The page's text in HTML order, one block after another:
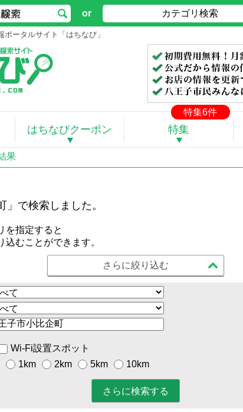
or カテゴリ検索
ータルサイト「はちなび」
特集6件
はちなびクーポン 特集
果
」で検索しました。
を指定すると
込むことができます。
さらに絞り込む
Wi-Fi設置スポット
1km 2km 5km 10km